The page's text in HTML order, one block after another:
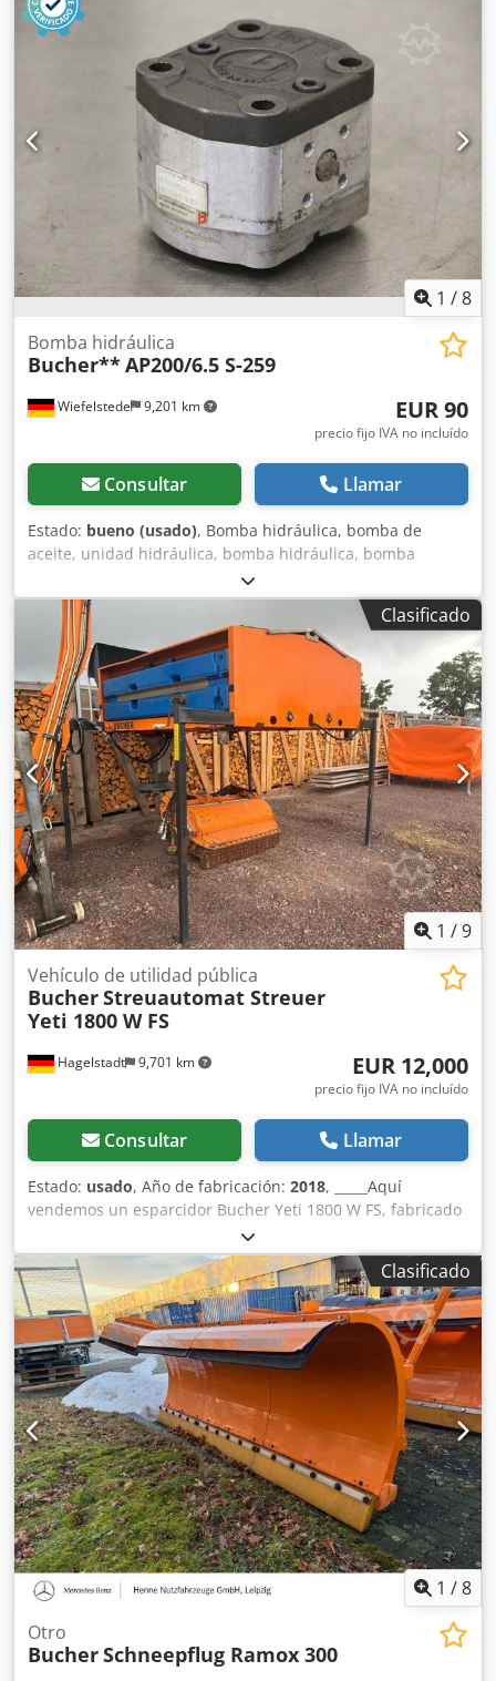
S 259 Dkjdpfx Asvwkh Usa Tsr -Brida/eje: ver foto,
cuadrado 8 x 17 mm -Número: 2x bombas disponibles -
Precio: por pieza -Dimensiones: 98/84/H100 mm -Peso: 2,3
1 /8
Wiefelstede 9,201 km
Bomba hidráulica
Bucher**AP200/6.5 S-259
EUR 90
precio fijo IVA no incluído
Consultar Llamar
Estado: bueno (usado), Bomba hidráulica, bomba de
aceite, unidad hidráulica, bomba hidráulica, bomba
hidráulica, motor de transmisión, motor de tracción,
bomba de engranajes, bomba de engranajes. -Fabricante:
Bucher, bomba hidráulica de engranajes -Tipo: AP200/6.5
S-259 -Dimensiones: 100/80/A80 mm Dksdpfxogn Hymo Aa
Tsr -Peso: 1,9 kg
Clasificado
1 /9
Hagelstadt 9,701 km
Vehículo de utilidad pública
BucherStreuautomat Streuer
Yeti 1800 W FS
EUR 12,000
precio fijo IVA no incluído
Consultar Llamar
Estado: usado, Año de fabricación: 2018, _____Aquí
vendemos un esparcidor Bucher Yeti 1800 W FS, fabricado
en 2018, en buen estado y en perfecto estado de
funcionamiento. Para obtener más detalles y conocer las
características, no dude en consultarnos. Ubicación: 07806
Neustadt/Orla. Dkjdpjzkdu Rsfx Aa Ter
Clasificado
1 /8
Otro
BucherSchneepflug Ramox 300